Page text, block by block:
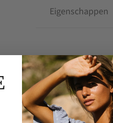
Eigenschappen
ANDERE